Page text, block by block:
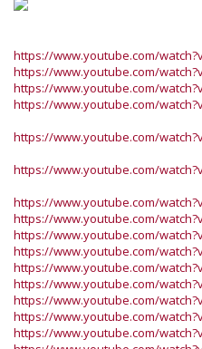
https://www.youtube.com/
https://www.youtube.com/
https://www.youtube.com/
https://www.youtube.com/
https://www.youtube.com/
https://www.youtube.com/
https://www.youtube.com/
https://www.youtube.com/
https://www.youtube.com/
https://www.youtube.com/
https://www.youtube.com/
https://www.youtube.com/
https://www.youtube.com/
https://www.youtube.com/
https://www.youtube.com/